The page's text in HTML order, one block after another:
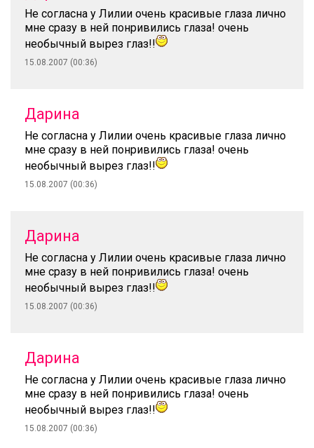
Не согласна у Лилии очень красивые глаза лично
мне сразу в ней понривились глаза! очень
необычный вырез глаз!!
15.08.2007 (00:36)
Дарина
Не согласна у Лилии очень красивые глаза лично
мне сразу в ней понривились глаза! очень
необычный вырез глаз!!
15.08.2007 (00:36)
Дарина
Не согласна у Лилии очень красивые глаза лично
мне сразу в ней понривились глаза! очень
необычный вырез глаз!!
15.08.2007 (00:36)
Дарина
Не согласна у Лилии очень красивые глаза лично
мне сразу в ней понривились глаза! очень
необычный вырез глаз!!
15.08.2007 (00:36)